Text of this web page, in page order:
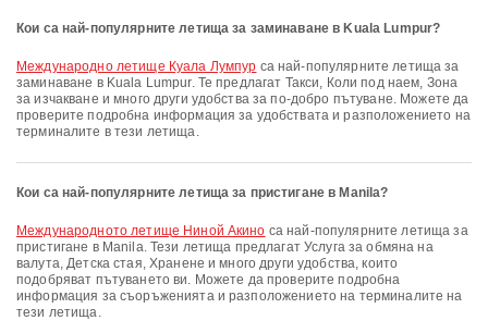
Кои са най-популярните летища за заминаване в Kuala Lumpur?
Международно летище Куала Лумпур са най-популярните летища за
заминаване в Kuala Lumpur. Те предлагат Такси, Коли под наем, Зона
за изчакване и много други удобства за по-добро пътуване. Можете да
проверите подробна информация за удобствата и разположението на
терминалите в тези летища.
Кои са най-популярните летища за пристигане в Manila?
международното летище Ниной Акино са най-популярните летища за
пристигане в Manila. Тези летища предлагат Услуга за обмяна на
валута, Детска стая, Хранене и много други удобства, които
подобряват пътуването ви. Можете да проверите подробна
информация за съоръженията и разположението на терминалите на
тези летища.